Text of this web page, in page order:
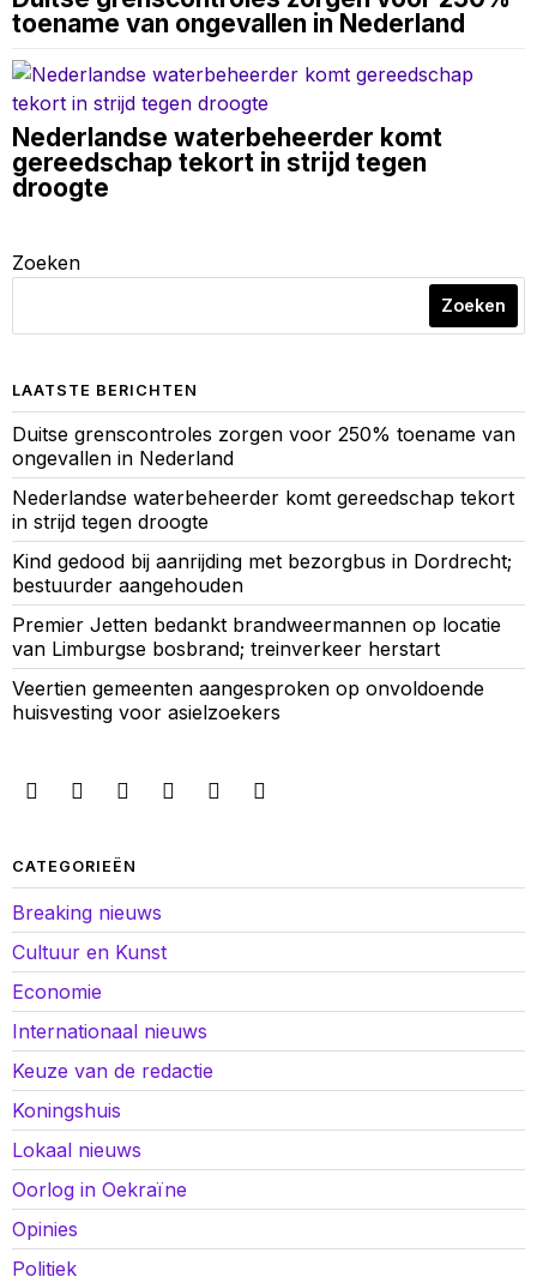
toename van ongevallen in Nederland
Nederlandse waterbeheerder komt
gereedschap tekort in strijd tegen
droogte
Zoeken
Zoeken
LAATSTE BERICHTEN
Duitse grenscontroles zorgen voor 250% toename van
ongevallen in Nederland
Nederlandse waterbeheerder komt gereedschap tekort
in strijd tegen droogte
Kind gedood bij aanrijding met bezorgbus in Dordrecht;
bestuurder aangehouden
Premier Jetten bedankt brandweermannen op locatie
van Limburgse bosbrand; treinverkeer herstart
Veertien gemeenten aangesproken op onvoldoende
huisvesting voor asielzoekers
CATEGORIEËN
Breaking nieuws
Cultuur en Kunst
Economie
Internationaal nieuws
Keuze van de redactie
Koningshuis
Lokaal nieuws
Oorlog in Oekraïne
Opinies
Politiek